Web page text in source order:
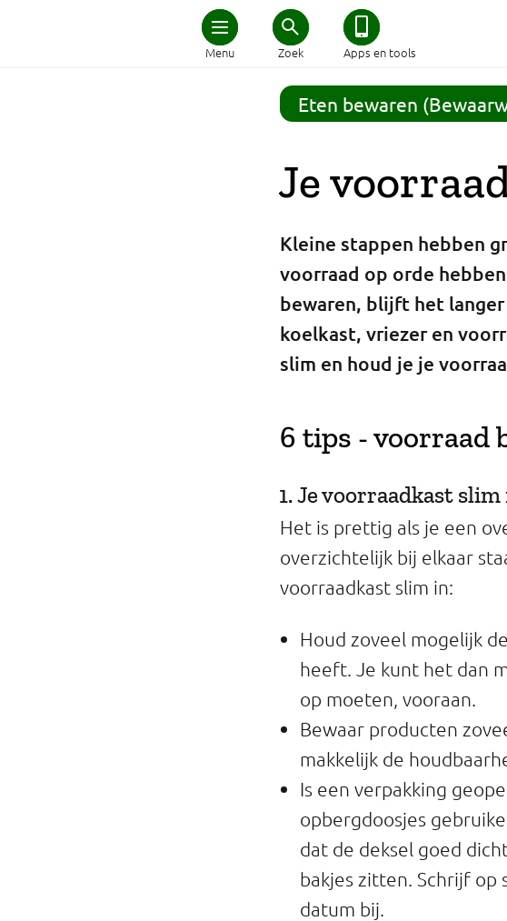
Menu Zoek Apps en tools
Home
Schijf van Vijf
Afvallen
Zwanger en kind
Duurzaam eten
Veilig eten
Professionals
Eetomgevingen
Eten bewaren
Je
Kleine stappen hebben
voorraad op orde
bewaren, blijft het
koelkast, vriezer en
slim en houd je je
6 tips - voorraad
1. Je voorraadkast
Het is prettig als je een
overzichtelijk bij elkaar
voorraadkast slim in:
Houd zoveel mogelijk
heeft. Je kunt het dan
op moeten, vooraan.
Bewaar producten
makkelijk de
Is een verpakking
opbergdoosjes
dat de deksel goed
bakjes zitten. Schrijf op
datum bij.